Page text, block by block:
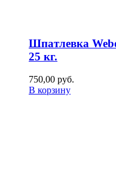
Шпатлевка
25 кг.
750,00 руб.
В корзину